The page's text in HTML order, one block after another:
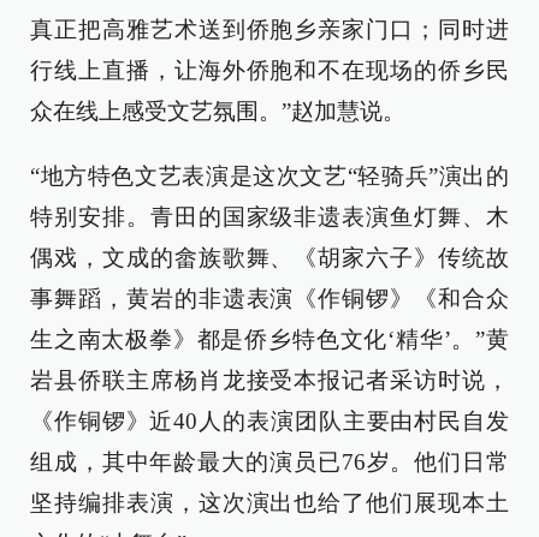
真正把高雅艺术送到侨胞乡亲家门口；同时进
行线上直播，让海外侨胞和不在现场的侨乡民
众在线上感受文艺氛围。”赵加慧说。
“地方特色文艺表演是这次文艺“轻骑兵”演出的
特别安排。青田的国家级非遗表演鱼灯舞、木
偶戏，文成的畲族歌舞、《胡家六子》传统故
事舞蹈，黄岩的非遗表演《作铜锣》《和合众
生之南太极拳》都是侨乡特色文化‘精华’。”黄
岩县侨联主席杨肖龙接受本报记者采访时说，
《作铜锣》近40人的表演团队主要由村民自发
组成，其中年龄最大的演员已76岁。他们日常
坚持编排表演，这次演出也给了他们展现本土